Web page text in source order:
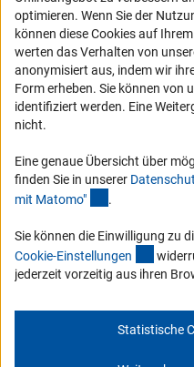
DFG-aktuell
Erhalten Sie Neuigkeiten aus der
schauen Sie sich die Ausgaben
© 2026 DFG
Impressum Datenschutz
Service
optimieren. Wenn Sie der
können diese Cookies auf
werten das Verhalten von
anonymisiert aus, indem wir
Form erheben. Sie können von
identifiziert werden. Eine
nicht.
Eine genaue Übersicht über
finden Sie in unserer
mit Matomo" .
Sie können die Einwilligung zu
Cookie-Einstellungen
jederzeit vorzeitig aus ihren
Statistische